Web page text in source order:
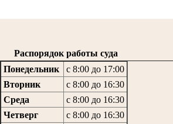
Распорядок работы суда
Понедельник
с 8:00 до 17:00
Вторник
с 8:00 до 16:30
Среда
с 8:00 до 16:30
Четверг
с 8:00 до 16:30